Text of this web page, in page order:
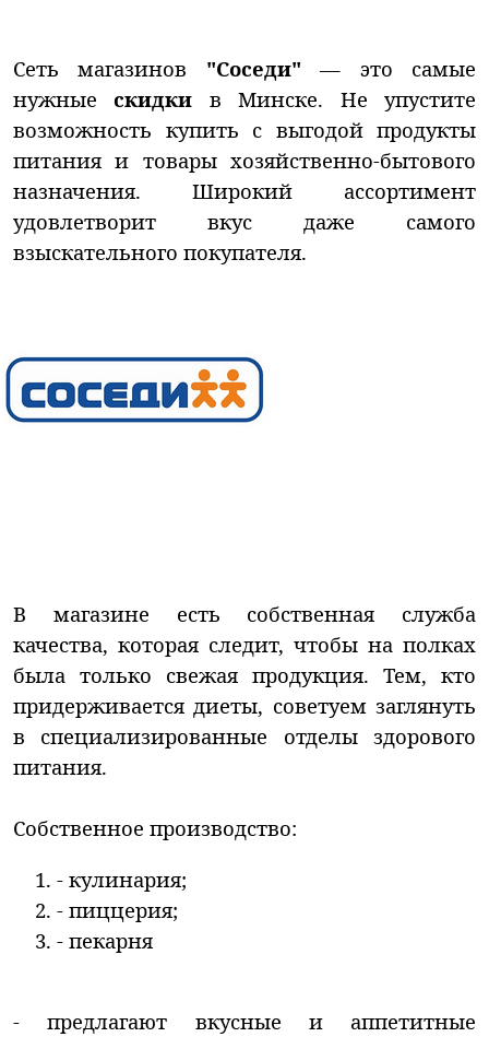
Сеть магазинов "Соседи" — это самые
нужные скидки в Минске. Не упустите
возможность купить с выгодой продукты
питания и товары хозяйственно-бытового
назначения. Широкий ассортимент
удовлетворит вкус даже самого
взыскательного покупателя.
В магазине есть собственная служба
качества, которая следит, чтобы на полках
была только свежая продукция. Тем, кто
придерживается диеты, советуем заглянуть
в специализированные отделы здорового
питания.
Собственное производство:
- кулинария;
- пиццерия;
- пекарня
- предлагают вкусные и аппетитные